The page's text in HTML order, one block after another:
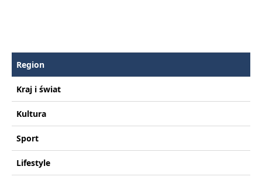
Region
Kraj i świat
Kultura
Sport
Lifestyle